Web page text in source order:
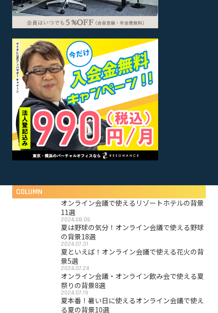
COLUMN
オンライン会議で使えるリゾートホテルの背景
11選
2024.08.06
夏は野球の気分！オンライン会議で使える野球
の背景18選
2024.07.31
夏といえば！オンライン会議で使える花火の背
景5選
2024.07.24
オンライン会議・オンライン飲み会で使える夏
祭りの背景8選
2024.07.19
夏本番！暑い日に使えるオンライン会議で使え
る夏の背景10選